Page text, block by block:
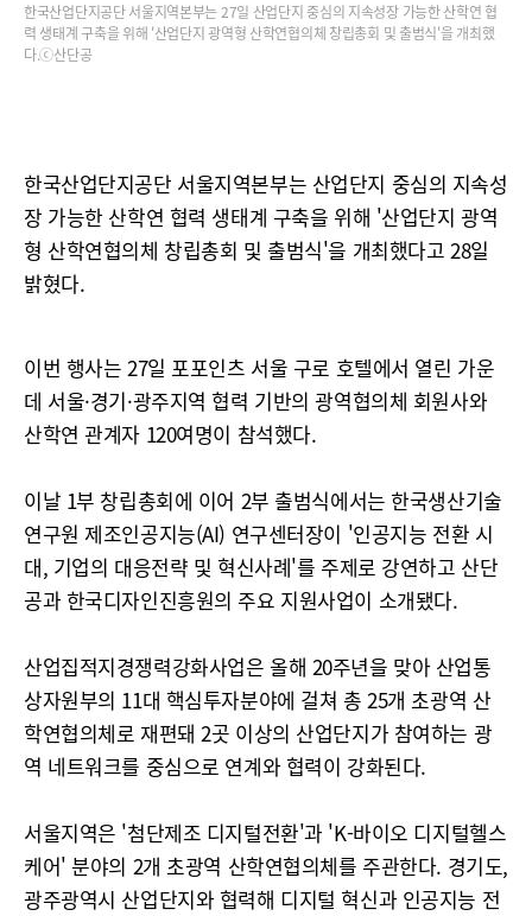
한국산업단지공단 서울지역본부는 27일 산업단지 중심의 지속성장 가능한 산학연 협
력 생태계 구축을 위해 '산업단지 광역형 산학연협의체 창립총회 및 출범식'을 개최했
다.ⓒ산단공
한국산업단지공단 서울지역본부는 산업단지 중심의 지속성
장 가능한 산학연 협력 생태계 구축을 위해 '산업단지 광역
형 산학연협의체 창립총회 및 출범식'을 개최했다고 28일
밝혔다.
이번 행사는 27일 포포인츠 서울 구로 호텔에서 열린 가운
데 서울·경기·광주지역 협력 기반의 광역협의체 회원사와
산학연 관계자 120여명이 참석했다.
이날 1부 창립총회에 이어 2부 출범식에서는 한국생산기술
연구원 제조인공지능(AI) 연구센터장이 '인공지능 전환 시
대, 기업의 대응전략 및 혁신사례'를 주제로 강연하고 산단
공과 한국디자인진흥원의 주요 지원사업이 소개됐다.
산업집적지경쟁력강화사업은 올해 20주년을 맞아 산업통
상자원부의 11대 핵심투자분야에 걸쳐 총 25개 초광역 산
학연협의체로 재편돼 2곳 이상의 산업단지가 참여하는 광
역 네트워크를 중심으로 연계와 협력이 강화된다.
서울지역은 '첨단제조 디지털전환'과 'K-바이오 디지털헬스
케어' 분야의 2개 초광역 산학연협의체를 주관한다. 경기도,
광주광역시 산업단지와 협력해 디지털 혁신과 인공지능 전